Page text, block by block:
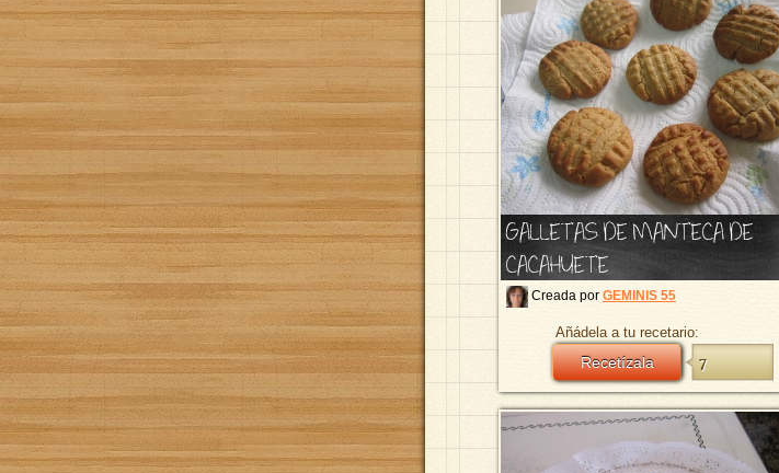
GALLETAS DE MANTECA DE
CACAHUETE
Creada por GEMINIS 55
Añádela a tu recetario:
Recetízala 7